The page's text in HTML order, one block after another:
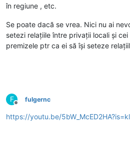
în regiune , etc.
Se poate dacă se vrea. Nici nu ai
setezi relațiile între privații locali și
premizele ptr ca ei să își seteze
F
Deconectat
fulgernc
https://youtu.be/